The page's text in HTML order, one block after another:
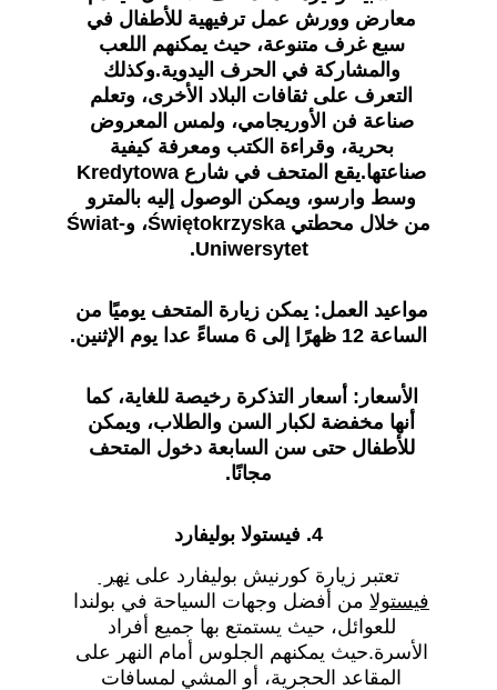
معارض وورش عمل ترفيهية للأطفال في
سبع غرف متنوعة، حيث يمكنهم اللعب
والمشاركة في الحرف اليدوية.وكذلك
التعرف على ثقافات البلاد الأخرى، وتعلم
صناعة فن الأوريجامي، ولمس المعروض
بحرية، وقراءة الكتب ومعرفة كيفية
وسط وارسو، ويمكن الوصول إليه بالمترو
من خلال محطتي Świętokrzyska، وŚwiat-
Uniwersytet.
مواعيد العمل: يمكن زيارة المتحف يوميًا من
الساعة 12 ظهرًا إلى 6 مساءً عدا يوم الإثنين.
الأسعار: أسعار التذكرة رخيصة للغاية، كما
أنها مخفضة لكبار السن والطلاب، ويمكن
للأطفال حتى سن السابعة دخول المتحف
مجانًا.
4. فيستولا بوليفارد
تعتبر زيارة كورنيش بوليفارد على نهر
فيستولا من أفضل وجهات السياحة في بولندا
للعوائل، حيث يستمتع بها جميع أفراد
الأسرة.حيث يمكنهم الجلوس أمام النهر على
المقاعد الحجرية، أو المشي لمسافات